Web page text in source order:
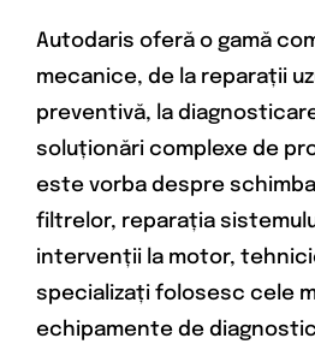
Autodaris oferă o gamă
mecanice, de la reparații
preventivă, la
soluționări complexe de
este vorba despre
filtrelor, reparația
intervenții la motor,
specializați folosesc cele
echipamente de